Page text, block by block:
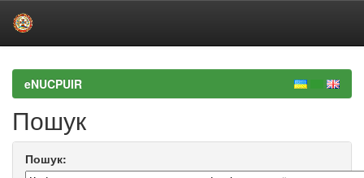
navigationeNUCPUIR
Пошук
Пошук: